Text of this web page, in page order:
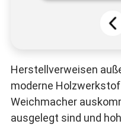
Herstellverweisen
moderne
Weichmacher
ausgelegt sind und